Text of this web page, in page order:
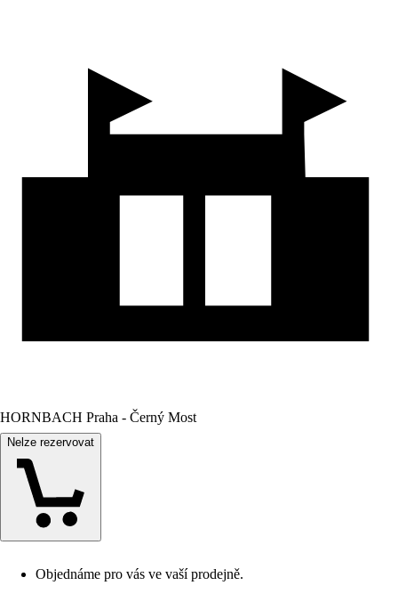
HORNBACH Praha - Černý Most
Nelze rezervovat
Objednáme pro vás ve vaší prodejně.